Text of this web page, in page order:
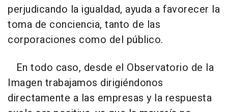
perjudicando la igualdad, ayuda a favorecer la
toma de conciencia, tanto de las
corporaciones como del público.
En todo caso, desde el Observatorio de la
Imagen trabajamos dirigiéndonos
directamente a las empresas y la respuesta